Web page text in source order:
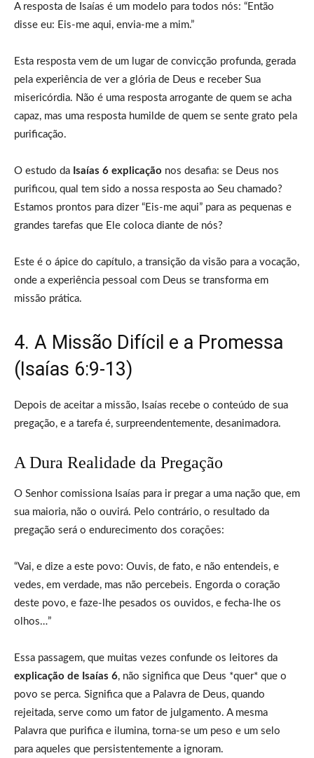
A resposta de Isaías é um modelo para todos nós: “Então
disse eu: Eis-me aqui, envia-me a mim.”
Esta resposta vem de um lugar de convicção profunda, gerada
pela experiência de ver a glória de Deus e receber Sua
misericórdia. Não é uma resposta arrogante de quem se acha
capaz, mas uma resposta humilde de quem se sente grato pela
purificação.
O estudo da Isaías 6 explicação nos desafia: se Deus nos
purificou, qual tem sido a nossa resposta ao Seu chamado?
Estamos prontos para dizer “Eis-me aqui” para as pequenas e
grandes tarefas que Ele coloca diante de nós?
Este é o ápice do capítulo, a transição da visão para a vocação,
onde a experiência pessoal com Deus se transforma em
missão prática.
4. A Missão Difícil e a Promessa
(Isaías 6:9-13)
Depois de aceitar a missão, Isaías recebe o conteúdo de sua
pregação, e a tarefa é, surpreendentemente, desanimadora.
A Dura Realidade da Pregação
O Senhor comissiona Isaías para ir pregar a uma nação que, em
sua maioria, não o ouvirá. Pelo contrário, o resultado da
pregação será o endurecimento dos corações:
“Vai, e dize a este povo: Ouvis, de fato, e não entendeis, e
vedes, em verdade, mas não percebeis. Engorda o coração
deste povo, e faze-lhe pesados os ouvidos, e fecha-lhe os
olhos…”
Essa passagem, que muitas vezes confunde os leitores da
explicação de Isaías 6, não significa que Deus *quer* que o
povo se perca. Significa que a Palavra de Deus, quando
rejeitada, serve como um fator de julgamento. A mesma
Palavra que purifica e ilumina, torna-se um peso e um selo
para aqueles que persistentemente a ignoram.